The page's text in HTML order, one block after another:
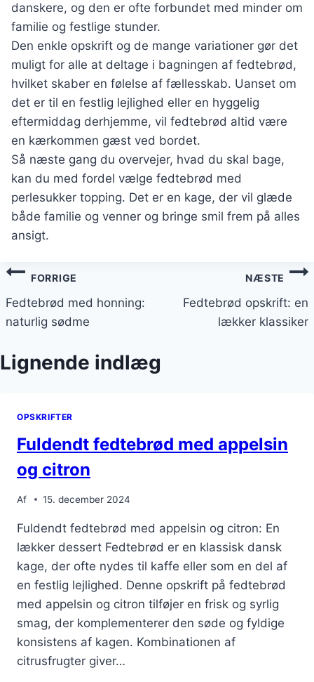
danskere, og den er ofte forbundet med minder om
familie og festlige stunder.
Den enkle opskrift og de mange variationer gør det
muligt for alle at deltage i bagningen af fedtebrød,
hvilket skaber en følelse af fællesskab. Uanset om
det er til en festlig lejlighed eller en hyggelig
eftermiddag derhjemme, vil fedtebrød altid være
en kærkommen gæst ved bordet.
Så næste gang du overvejer, hvad du skal bage,
kan du med fordel vælge fedtebrød med
perlesukker topping. Det er en kage, der vil glæde
både familie og venner og bringe smil frem på alles
ansigt.
Indlægsnavigation
FORRIGE
Fedtebrød med honning:
naturlig sødme
NÆSTE
Fedtebrød opskrift: en
lækker klassiker
Lignende indlæg
OPSKRIFTER
Fuldendt fedtebrød med appelsin
og citron
Af 15. december 2024
Fuldendt fedtebrød med appelsin og citron: En
lækker dessert Fedtebrød er en klassisk dansk
kage, der ofte nydes til kaffe eller som en del af
en festlig lejlighed. Denne opskrift på fedtebrød
med appelsin og citron tilføjer en frisk og syrlig
smag, der komplementerer den søde og fyldige
konsistens af kagen. Kombinationen af
citrusfrugter giver…